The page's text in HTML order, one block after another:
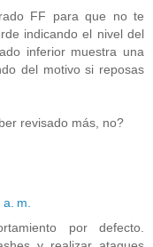
FF para que no te
indicando el nivel del
inferior muestra una
del motivo si reposas
revisado más, no?
m.
por defecto.